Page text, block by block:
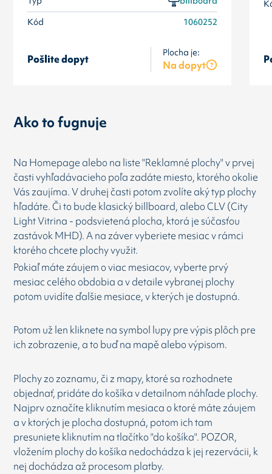
Kód
1060252
Pošlite dopyt
Plocha je:
Na dopyt
Ako to fugnuje
Na Homepage alebo na liste "Reklamné plochy" v prvej
časti vyhľadávacieho poľa zadáte miesto, ktorého okolie
Vás zaujíma. V druhej časti potom zvolíte aký typ plochy
hľadáte. Či to bude klasický billboard, alebo CLV (City
Light Vitrina - podsvietená plocha, ktorá je súčasťou
zastávok MHD). A na záver vyberiete mesiac v rámci
ktorého chcete plochy využit.
Pokiaľ máte záujem o viac mesiacov, vyberte prvý
mesiac celého obdobia a v detaile vybranej plochy
potom uvidíte ďalšie mesiace, v kterých je dostupná.
Potom už len kliknete na symbol lupy pre výpis plôch pre
ich zobrazenie, a to buď na mapě alebo výpisom.
Plochy zo zoznamu, či z mapy, ktoré sa rozhodnete
objednať, pridáte do košíka v detailnom náhľade plochy.
Najprv označíte kliknutím mesiaca o ktoré máte záujem
a v ktorých je plocha dostupná, potom ich tam
presuniete kliknutím na tlačítko "do košíka". POZOR,
vložením plochy do košíka nedochádza k jej rezervácii, k
nej dochádza až procesom platby.